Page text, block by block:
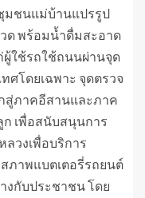
มชนแม่บ้านแปรรูป
ด พร้อมน้ำดื่มสะอาด
ผู้ใช้รถใช้ถนนผ่านจุด
ศโดยเฉพาะ จุดตรวจ
สู่ภาคอีสานและภาค
ก เพื่อสนับสนุนการ
วงเพื่อบริการ
ภาพแบตเตอรี่รถยนต์
งกับประชาชน โดย